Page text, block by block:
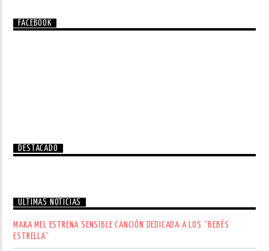
FACEBOOK
DESTACADO
ÚLTIMAS NOTICIAS
MAKA MEL ESTRENA SENSIBLE CANCIÓN DEDICADA A LOS “BEBÉS
ESTRELLA”